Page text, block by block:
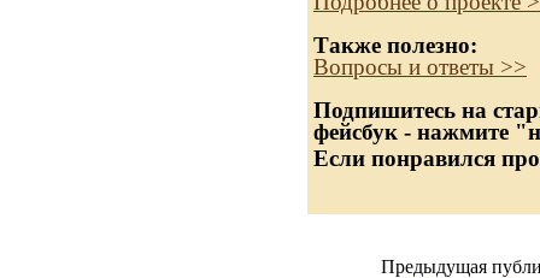
Также полезно:
Вопросы и ответы >>
Подпишитесь на
фейсбук - нажмите
Если понравился
Предыдущая